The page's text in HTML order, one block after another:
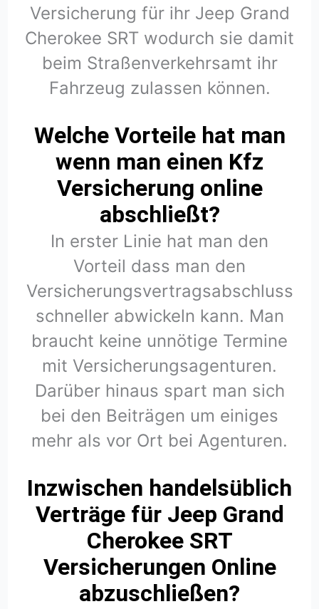
Versicherung für ihr Jeep Grand
Cherokee SRT wodurch sie damit
beim Straßenverkehrsamt ihr
Fahrzeug zulassen können.
Welche Vorteile hat man
wenn man einen Kfz
Versicherung online
abschließt?
In erster Linie hat man den
Vorteil dass man den
Versicherungsvertragsabschluss
schneller abwickeln kann. Man
braucht keine unnötige Termine
mit Versicherungsagenturen.
Darüber hinaus spart man sich
bei den Beiträgen um einiges
mehr als vor Ort bei Agenturen.
Inzwischen handelsüblich
Verträge für Jeep Grand
Cherokee SRT
Versicherungen Online
abzuschließen?